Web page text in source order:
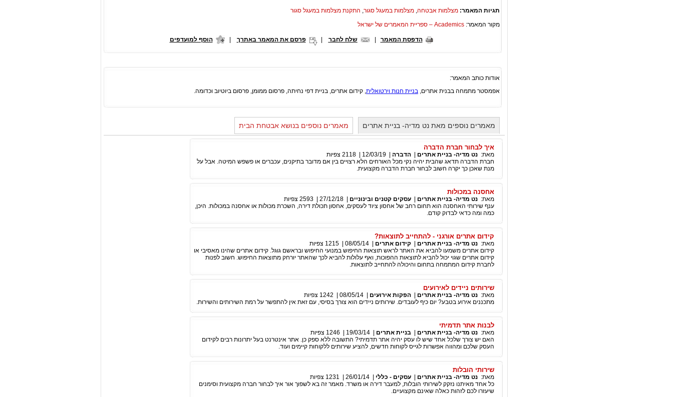
תגיות המאמר: מצלמות אבטחה, מצלמות במעגל סגור, התקנת מצלמות במעגל סגור
מקור המאמר: Academics – ספריית המאמרים של ישראל
הדפסת המאמר שלח לחבר פרסם את המאמר באתרך | הוסף למועדפים
אודות כותב המאמר:
אפמסטר מתמחה בבנית אתרים, בניית חנות וירטואלית, קידום אתרים, בניית דפי נחיתה, פרסום ממומן, פרסום ביוטיוב וכדומה.
מאמרים נוספים מאת נט מדיה- בניית אתרים מאמרים נוספים בנושא אבטחת הבית
איך לבחור חברת הדברה
מאת: נט מדיה- בניית אתרים הדברה 12/03/19
2118 צפיות
חברת הדברה תדאג שהבית יהיה נקי מכל האורחים הלא רצויים בין אם מדובר בתיקנים, עכברים או פשפש המיטה. אבל על
מנת שאכן כך יקרה חשוב לבחור חברת הדברה מקצועית.
אחסנה במכולות
מאת: נט מדיה- בניית אתרים עסקים קטנים ובינוניים 27/12/18
2593 צפיות
ענף שירותי האחסנה הוא תחום רחב של אחסון ציוד לעסקים, אחסון תכולת דירה, השכרת מכולות או אחסנה במכולות. היכן,
כמה ומה כדאי לבדוק קודם.
קידום אתרים אורגני - להתחייב לתוצאות?
מאת: נט מדיה- בניית אתרים קידום אתרים 08/05/14
1215 צפיות
קידום אתרים משמעו להביא את האתר לראש תוצאות החיפוש במנועי החיפוש ובראשם גוגל. קידום אתרים שהינו מאסיבי או
קידום אתרים שגוי יכול להביא לתוצאות ההפוכות, ואף עלולות להביא לכך שהאתר יורחק מתוצאות החיפוש. חשוב לפנות
לחברת קידום המתמחה בתחום והיכולה להתחייב לתוצאות.
שירותים ניידים לאירועים
מאת: נט מדיה- בניית אתרים הפקות אירועים 08/05/14
1242 צפיות
מתכננים אירוע בטבע? יום כיף לעובדים. שירותים ניידים הוא צורך בסיסי, עם זאת אין להתפשר על רמת השירותים והשירות.
לבנות אתר תדמיתי
מאת: נט מדיה- בניית אתרים בניית אתרים 19/03/14
1246 צפיות
האם יש צורך שלכל אחד שיש לו עסק יהיה אתר תדמיתי? התשובה ללא ספק כן. אתר אינטרנט בעל יתרונות רבים לקידום
העסק שלכם ומהווה אפשרות לגייס לקוחות חדשים, להציע שירותים ללקוחות קיימים ועוד.
שירותי הובלות
מאת: נט מדיה- בניית אתרים עסקים - כללי 26/01/14
1231 צפיות
כל אחד מאיתנו נזקק לשירותי הובלות, למעבר דירה או משרד. מאמר זה בא לשפוך אור איך לבחור חברה מקצועית וסימנים
שיעזרו לכם לזהות כאלה שאינם מקצועיים.